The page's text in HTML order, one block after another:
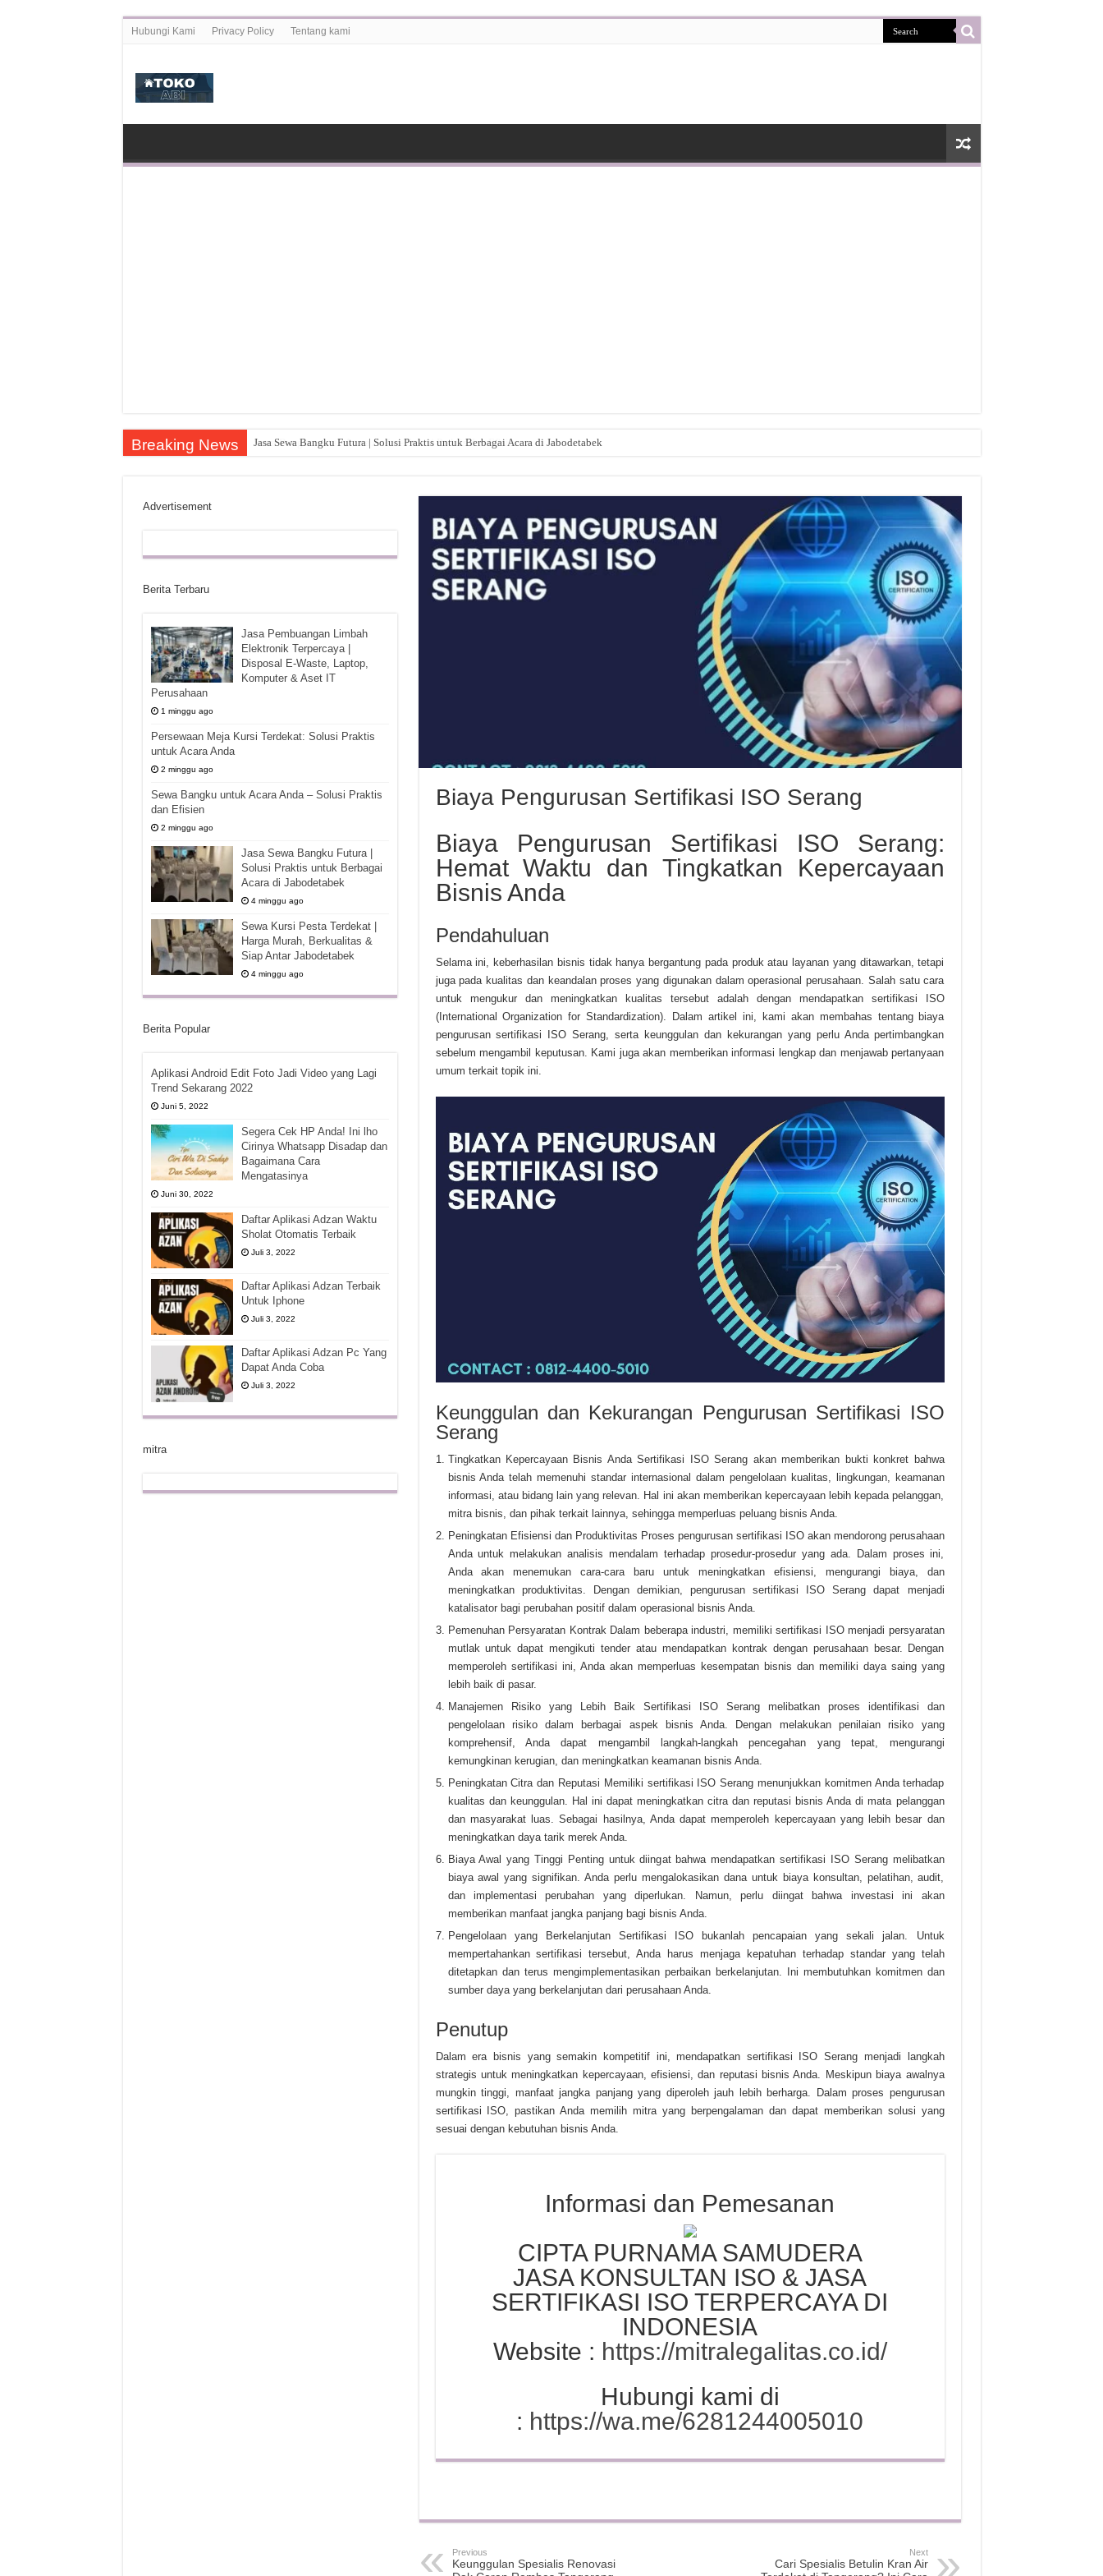
Hubungi Kami Privacy Policy Tentang kami
Breaking News Jasa Sewa Bangku Futura | Solusi Praktis untuk Berbagai Acara di Jabodetabek
Biaya Pengurusan Sertifikasi ISO Serang
Biaya Pengurusan Sertifikasi ISO Serang:
Hemat Waktu dan Tingkatkan Kepercayaan
Bisnis Anda
Pendahuluan
Selama ini, keberhasilan bisnis tidak hanya bergantung pada produk atau layanan yang ditawarkan, tetapi
juga pada kualitas dan keandalan proses yang digunakan dalam operasional perusahaan. Salah satu cara
untuk mengukur dan meningkatkan kualitas tersebut adalah dengan mendapatkan sertifikasi ISO
(International Organization for Standardization). Dalam artikel ini, kami akan membahas tentang biaya
pengurusan sertifikasi ISO Serang, serta keunggulan dan kekurangan yang perlu Anda pertimbangkan
sebelum mengambil keputusan. Kami juga akan memberikan informasi lengkap dan menjawab pertanyaan
umum terkait topik ini.
Keunggulan dan Kekurangan Pengurusan Sertifikasi ISO
Serang
Tingkatkan Kepercayaan Bisnis Anda Sertifikasi ISO Serang akan memberikan bukti konkret bahwa
bisnis Anda telah memenuhi standar internasional dalam pengelolaan kualitas, lingkungan, keamanan
informasi, atau bidang lain yang relevan. Hal ini akan memberikan kepercayaan lebih kepada pelanggan,
mitra bisnis, dan pihak terkait lainnya, sehingga memperluas peluang bisnis Anda.
Peningkatan Efisiensi dan Produktivitas Proses pengurusan sertifikasi ISO akan mendorong perusahaan
Anda untuk melakukan analisis mendalam terhadap prosedur-prosedur yang ada. Dalam proses ini,
Anda akan menemukan cara-cara baru untuk meningkatkan efisiensi, mengurangi biaya, dan
meningkatkan produktivitas. Dengan demikian, pengurusan sertifikasi ISO Serang dapat menjadi
katalisator bagi perubahan positif dalam operasional bisnis Anda.
Pemenuhan Persyaratan Kontrak Dalam beberapa industri, memiliki sertifikasi ISO menjadi persyaratan
mutlak untuk dapat mengikuti tender atau mendapatkan kontrak dengan perusahaan besar. Dengan
memperoleh sertifikasi ini, Anda akan memperluas kesempatan bisnis dan memiliki daya saing yang
lebih baik di pasar.
Manajemen Risiko yang Lebih Baik Sertifikasi ISO Serang melibatkan proses identifikasi dan
pengelolaan risiko dalam berbagai aspek bisnis Anda. Dengan melakukan penilaian risiko yang
komprehensif, Anda dapat mengambil langkah-langkah pencegahan yang tepat, mengurangi
kemungkinan kerugian, dan meningkatkan keamanan bisnis Anda.
Peningkatan Citra dan Reputasi Memiliki sertifikasi ISO Serang menunjukkan komitmen Anda terhadap
kualitas dan keunggulan. Hal ini dapat meningkatkan citra dan reputasi bisnis Anda di mata pelanggan
dan masyarakat luas. Sebagai hasilnya, Anda dapat memperoleh kepercayaan yang lebih besar dan
meningkatkan daya tarik merek Anda.
Biaya Awal yang Tinggi Penting untuk diingat bahwa mendapatkan sertifikasi ISO Serang melibatkan
biaya awal yang signifikan. Anda perlu mengalokasikan dana untuk biaya konsultan, pelatihan, audit,
dan implementasi perubahan yang diperlukan. Namun, perlu diingat bahwa investasi ini akan
memberikan manfaat jangka panjang bagi bisnis Anda.
Pengelolaan yang Berkelanjutan Sertifikasi ISO bukanlah pencapaian yang sekali jalan. Untuk
mempertahankan sertifikasi tersebut, Anda harus menjaga kepatuhan terhadap standar yang telah
ditetapkan dan terus mengimplementasikan perbaikan berkelanjutan. Ini membutuhkan komitmen dan
sumber daya yang berkelanjutan dari perusahaan Anda.
Penutup
Dalam era bisnis yang semakin kompetitif ini, mendapatkan sertifikasi ISO Serang menjadi langkah
strategis untuk meningkatkan kepercayaan, efisiensi, dan reputasi bisnis Anda. Meskipun biaya awalnya
mungkin tinggi, manfaat jangka panjang yang diperoleh jauh lebih berharga. Dalam proses pengurusan
sertifikasi ISO, pastikan Anda memilih mitra yang berpengalaman dan dapat memberikan solusi yang
sesuai dengan kebutuhan bisnis Anda.
Informasi dan Pemesanan
CIPTA PURNAMA SAMUDERA
JASA KONSULTAN ISO & JASA
SERTIFIKASI ISO TERPERCAYA DI
INDONESIA
Website : https://mitralegalitas.co.id/
Hubungi kami di
: https://wa.me/6281244005010
Previous
Keunggulan Spesialis Renovasi
Next
Cari Spesialis Betulin Kran Air
Advertisement
Berita Terbaru
Jasa Pembuangan Limbah
Elektronik Terpercaya |
Disposal E-Waste, Laptop,
Komputer & Aset IT
Perusahaan
1 minggu ago
Persewaan Meja Kursi Terdekat: Solusi Praktis
untuk Acara Anda
2 minggu ago
Sewa Bangku untuk Acara Anda – Solusi Praktis
dan Efisien
2 minggu ago
Jasa Sewa Bangku Futura |
Solusi Praktis untuk Berbagai
Acara di Jabodetabek
4 minggu ago
Sewa Kursi Pesta Terdekat |
Harga Murah, Berkualitas &
Siap Antar Jabodetabek
4 minggu ago
Berita Popular
Aplikasi Android Edit Foto Jadi Video yang Lagi
Trend Sekarang 2022
Juni 5, 2022
Segera Cek HP Anda! Ini lho
Cirinya Whatsapp Disadap dan
Bagaimana Cara
Mengatasinya
Juni 30, 2022
Daftar Aplikasi Adzan Waktu
Sholat Otomatis Terbaik
Juli 3, 2022
Daftar Aplikasi Adzan Terbaik
Untuk Iphone
Juli 3, 2022
Daftar Aplikasi Adzan Pc Yang
Dapat Anda Coba
Juli 3, 2022
mitra